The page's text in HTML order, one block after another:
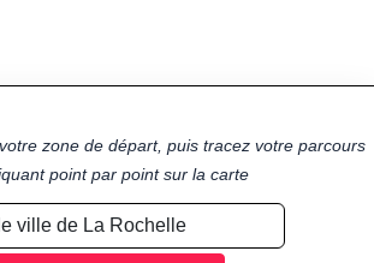
zone de départ, puis tracez votre parcours
point par point sur la carte